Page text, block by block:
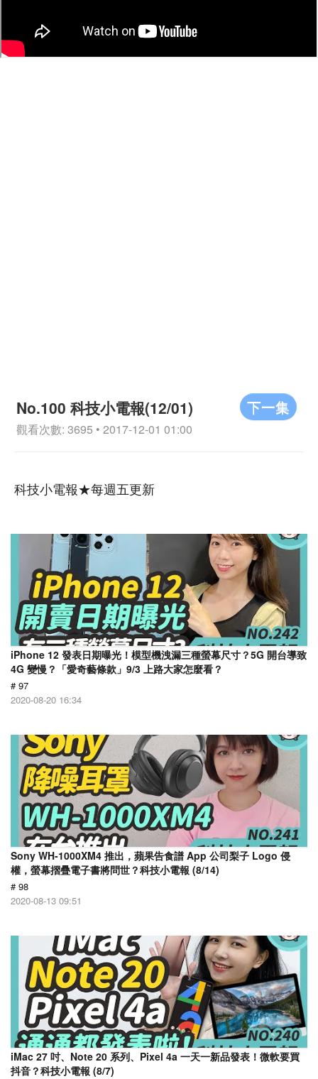
下一集
No.100 科技小電報(12/01)
觀看次數: 3695 • 2017-12-01 01:00
科技小電報★每週五更新
iPhone 12 發表日期曝光！模型機洩漏三種螢幕尺寸？5G 開台導致
4G 變慢？「愛奇藝條款」9/3 上路大家怎麼看？
# 97
2020-08-20 16:34
Sony WH-1000XM4 推出，蘋果告食譜 App 公司梨子 Logo 侵
權，螢幕摺疊電子書將問世？科技小電報 (8/14)
# 98
2020-08-13 09:51
iMac 27 吋、Note 20 系列、Pixel 4a 一天一新品發表！微軟要買
抖音？科技小電報 (8/7)